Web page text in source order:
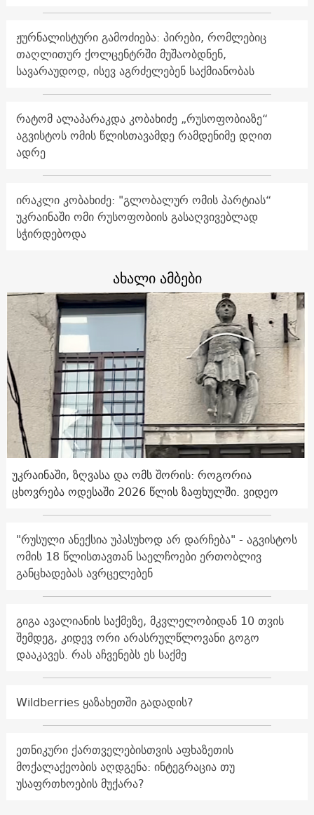
ჟურნალისტური გამოძიება: პირები, რომლებიც
თაღლითურ ქოლცენტრში მუშაობდნენ,
სავარაუდოდ, ისევ აგრძელებენ საქმიანობას
რატომ ალაპარაკდა კობახიძე „რუსოფობიაზე“
აგვისტოს ომის წლისთავამდე რამდენიმე დღით
ადრე
ირაკლი კობახიძე: "გლობალურ ომის პარტიას“
უკრაინაში ომი რუსოფობიის გასაღვივებლად
სჭირდებოდა
ახალი ამბები
უკრაინაში, ზღვასა და ომს შორის: როგორია
ცხოვრება ოდესაში 2026 წლის ზაფხულში. ვიდეო
"რუსული ანექსია უპასუხოდ არ დარჩება" - აგვისტოს
ომის 18 წლისთავთან საელჩოები ერთობლივ
განცხადებას ავრცელებენ
გიგა ავალიანის საქმეზე, მკვლელობიდან 10 თვის
შემდეგ, კიდევ ორი არასრულწლოვანი გოგო
დააკავეს. რას აჩვენებს ეს საქმე
Wildberries ყაზახეთში გადადის?
ეთნიკური ქართველებისთვის აფხაზეთის
მოქალაქეობის აღდგენა: ინტეგრაცია თუ
უსაფრთხოების მუქარა?